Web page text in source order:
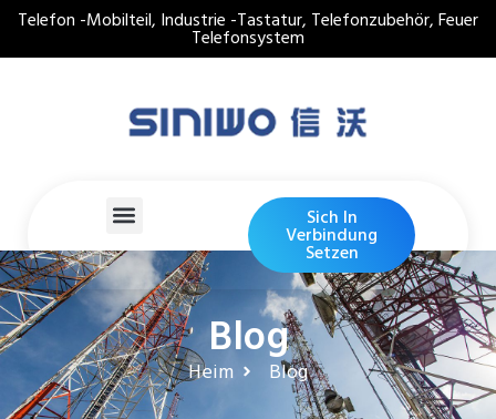
Telefon -Mobilteil, Industrie -Tastatur, Telefonzubehör, Feuer
Telefonsystem
Sich In
Verbindung
Setzen
Blog
Heim Blog